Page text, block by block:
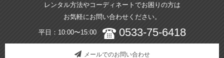
レンタル方法やコーディネートでお困りの方は
お気軽にお問い合わせください。
平日：10:00〜15:00 0533-75-6418
メールでのお問い合わせ